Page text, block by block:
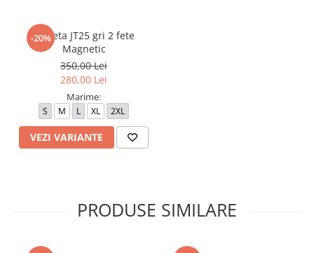
-20%
Jacheta JT25 gri 2 fete
Magnetic
350,00 Lei
280,00 Lei
Marime:
S M L XL 2XL
VEZI VARIANTE
PRODUSE SIMILARE